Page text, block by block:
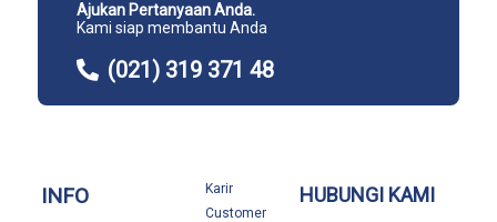
Ajukan Pertanyaan Anda.
Kami siap membantu Anda
(021) 319 371 48
INFO
Karir
Customer
HUBUNGI KAMI